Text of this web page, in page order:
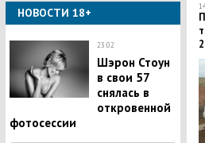
НОВОСТИ 18+
23:02
Шэрон Стоун
в свои 57
снялась в
откровенной
фотосессии